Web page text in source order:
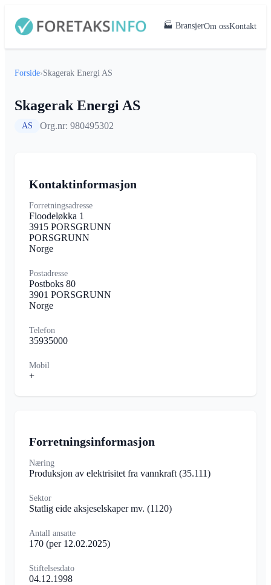
🏭 BransjerOm ossKontakt
Forside›Skagerak Energi AS
Skagerak Energi AS
AS Org.nr: 980495302
Kontaktinformasjon
Forretningsadresse
Floodeløkka 1
3915 PORSGRUNN
PORSGRUNN
Norge
Postadresse
Postboks 80
3901 PORSGRUNN
Norge
Telefon
35935000
Mobil
+
Forretningsinformasjon
Næring
Produksjon av elektrisitet fra vannkraft (35.111)
Sektor
Statlig eide aksjeselskaper mv. (1120)
Antall ansatte
170 (per 12.02.2025)
Stiftelsesdato
04.12.1998